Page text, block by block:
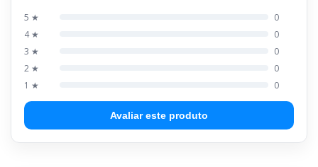
5 ★
0
4 ★
0
3 ★
0
2 ★
0
1 ★
0
Avaliar este produto